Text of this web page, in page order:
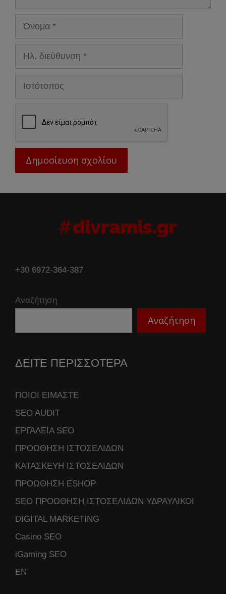
Όνομα
Ηλ.
διεύθυνση
Ιστότοπος
+30 6972-364-387
Αναζήτηση
Αναζήτηση
ΔΕΙΤΕ ΠΕΡΙΣΣΟΤΕΡΑ
ΠΟΙΟΙ ΕΙΜΑΣΤΕ
SEO AUDIT
ΕΡΓΑΛΕΙΑ SEO
ΠΡΟΩΘΗΣΗ ΙΣΤΟΣΕΛΙΔΩΝ
ΚΑΤΑΣΚΕΥΗ ΙΣΤΟΣΕΛΙΔΩΝ
ΠΡΟΩΘΗΣΗ ESHOP
SEO ΠΡΟΩΘΗΣΗ ΙΣΤΟΣΕΛΙΔΩΝ ΥΔΡΑΥΛΙΚΟΙ
DIGITAL MARKETING
Casino SEO
iGaming SEO
ΕΝ